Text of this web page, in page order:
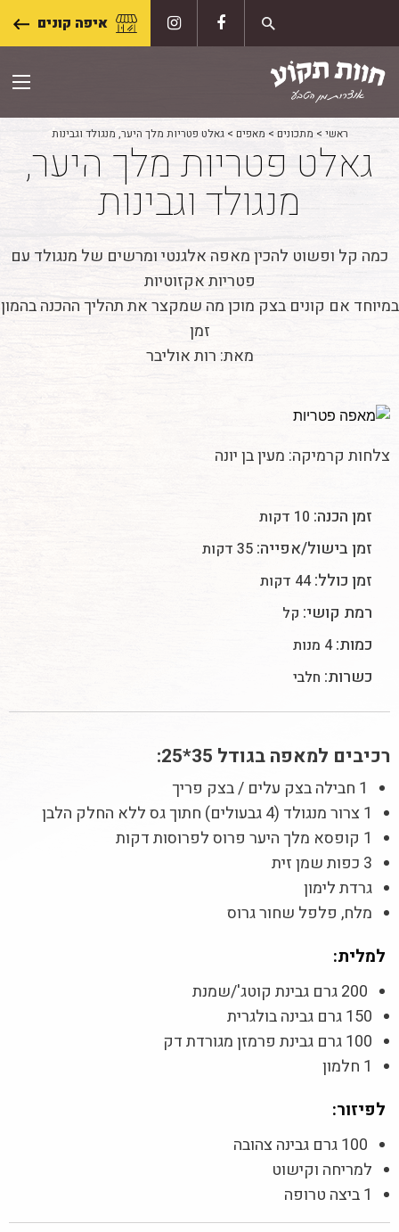
content
איפה קונים
ראשי > מתכונים > מאפים >גאלט פטריות מלך היער, מנגולד וגבינות
גאלט פטריות מלך היער,
מנגולד וגבינות
כמה קל ופשוט להכין מאפה אלגנטי ומרשים של מנגולד עם
פטריות אקזוטיות
במיוחד אם קונים בצק מוכן מה שמקצר את תהליך ההכנה בהמון
זמן
מאת: רות אוליבר
צלחות קרמיקה: מעין בן יונה
זמן הכנה: 10 דקות
זמן בישול/אפייה: 35 דקות
זמן כולל:44 דקות
רמת קושי: קל
כמות:4 מנות
כשרות: חלבי
רכיבים למאפה בגודל 35*25:
1 חבילה בצק עלים / בצק פריך
1 צרור מנגולד (4 גבעולים) חתוך גס ללא החלק הלבן
1 קופסא מלך היער פרוס לפרוסות דקות
3 כפות שמן זית
גרדת לימון
מלח, פלפל שחור גרוס
למלית:
200 גרם גבינת קוטג'/שמנת
150 גרם גבינה בולגרית
100 גרם גבינת פרמזן מגורדת דק
1 חלמון
לפיזור:
100 גרם גבינה צהובה
למריחה וקישוט
1 ביצה טרופה